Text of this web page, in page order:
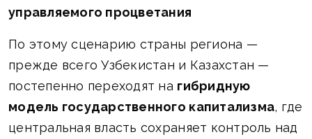
управляемого процветания
По этому сценарию страны региона —
прежде всего Узбекистан и Казахстан —
постепенно переходят на гибридную
модель государственного капитализма, где
центральная власть сохраняет контроль над